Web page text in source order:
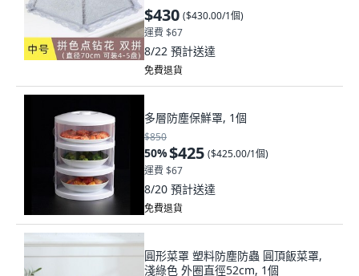
$430 ($430.00/1個)
運費 $67
8/22 預計送達
免費退貨
多層防塵保鮮罩, 1個
$850
50%$425 ($425.00/1個)
運費 $67
8/20 預計送達
免費退貨
圓形菜罩 塑料防塵防蟲 圓頂飯菜罩,
淺綠色 外圈直徑52cm, 1個